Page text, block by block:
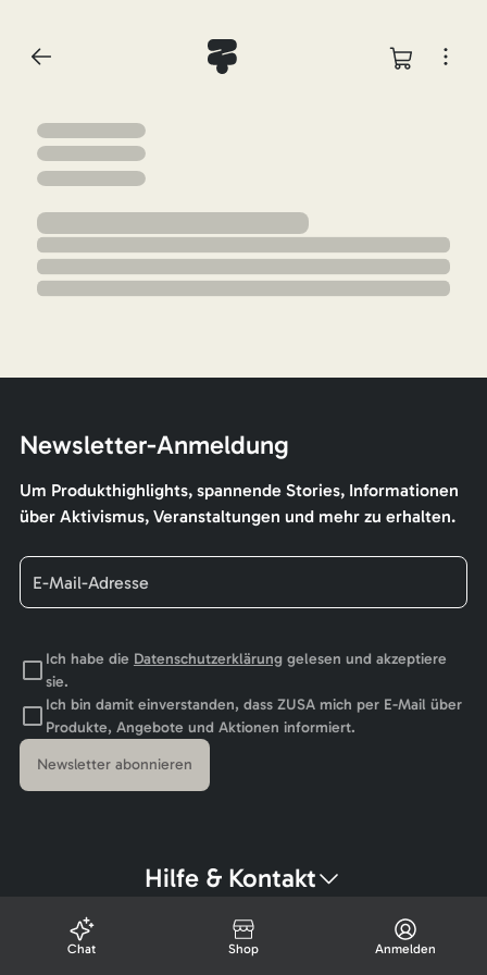
Newsletter-Anmeldung
Um Produkthighlights, spannende Stories, Informationen
über Aktivismus, Veranstaltungen und mehr zu erhalten.
Ich habe die Datenschutzerklärunggelesen und akzeptiere
sie.
Ich bin damit einverstanden, dass ZUSA mich per E-Mail über
Produkte, Angebote und Aktionen informiert.
Newsletter abonnieren
Hilfe & Kontakt
Chat Shop Anmelden